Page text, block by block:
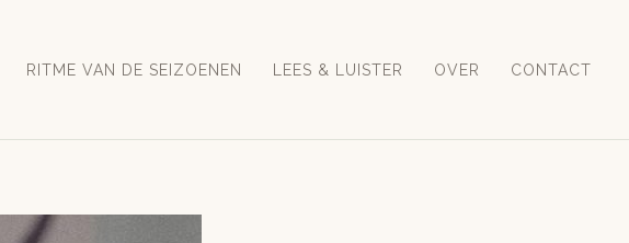
RITME VAN DE SEIZOENEN LEES & LUISTER OVER CONTACT